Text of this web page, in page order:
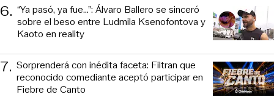
6. “Ya pasó, ya fue...”: Álvaro Ballero se sinceró
sobre el beso entre Ludmila Ksenofontova y
Kaoto en reality
7. Sorprenderá con inédita faceta: Filtran que
reconocido comediante aceptó participar en
Fiebre de Canto